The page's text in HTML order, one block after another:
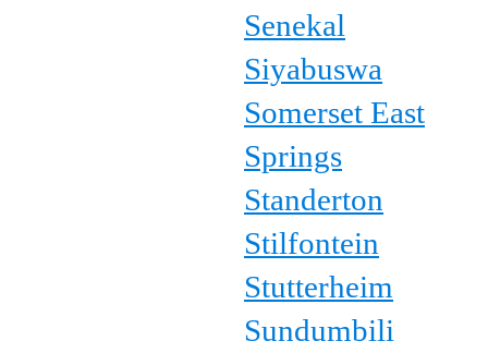
Senekal
Siyabuswa
Somerset East
Springs
Standerton
Stilfontein
Stutterheim
Sundumbili